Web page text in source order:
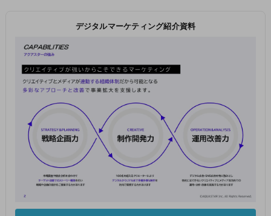
デジタルマーケティング紹介資料